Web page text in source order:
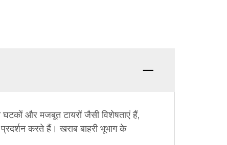
और मजबूत टायरों जैसी विशेषताएं हैं,
करते हैं। खराब बाहरी भूभाग के